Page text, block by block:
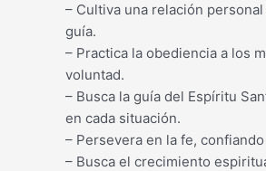
– Cultiva una relación
guía.
– Practica la obediencia a los
voluntad.
– Busca la guía del Espíritu
en cada situación.
– Persevera en la fe,
– Busca el crecimiento